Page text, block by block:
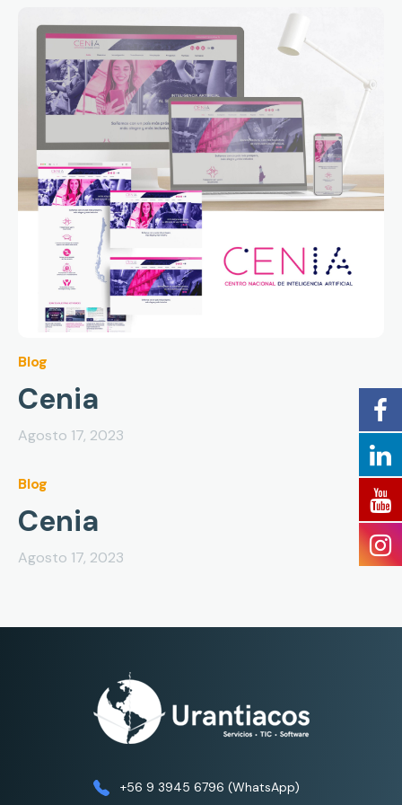
Blog
Cenia
Agosto 17, 2023
Blog
Cenia
Agosto 17, 2023
+56 9 3945 6796 (WhatsApp)